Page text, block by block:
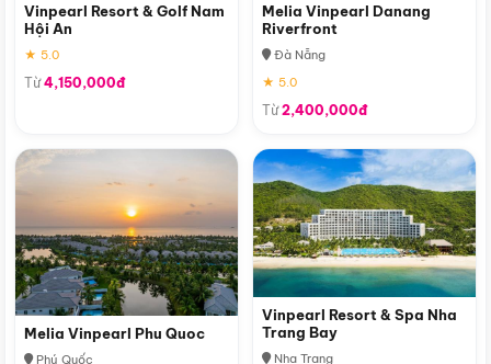
Vinpearl Resort & Golf Nam
Hội An
★ 5.0
Từ4,150,000đ
Melia Vinpearl Danang
Riverfront
Đà Nẵng
★ 5.0
Từ2,400,000đ
Melia Vinpearl Phu Quoc
Phú Quốc
Vinpearl Resort & Spa Nha
Trang Bay
Nha Trang